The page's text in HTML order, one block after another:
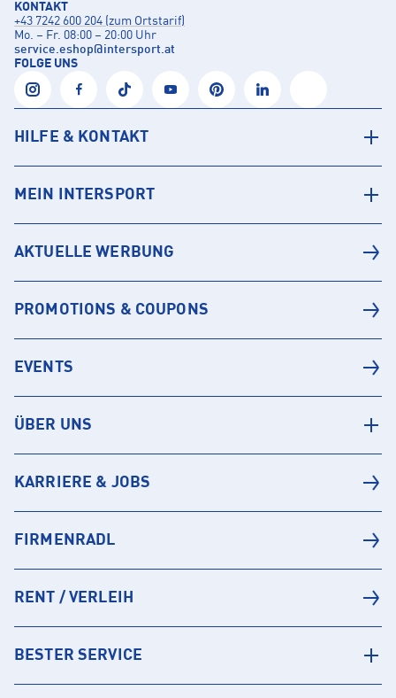
KONTAKT
+43 7242 600 204 (zum Ortstarif)
Mo. – Fr. 08:00 – 20:00 Uhr
service.eshop@intersport.at
FOLGE UNS
HILFE & KONTAKT
MEIN INTERSPORT
AKTUELLE WERBUNG
PROMOTIONS & COUPONS
EVENTS
ÜBER UNS
KARRIERE & JOBS
FIRMENRADL
RENT / VERLEIH
BESTER SERVICE